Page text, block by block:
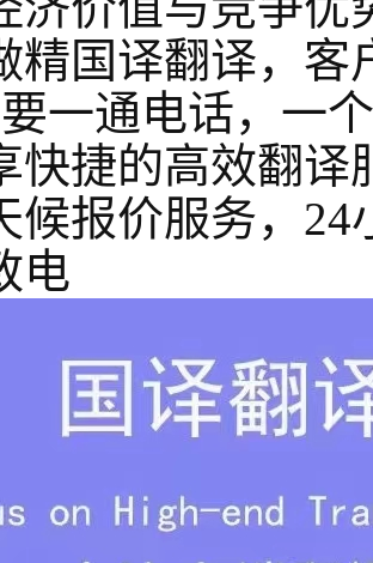
精国译翻译，客
一通电话，一
快捷的高效翻
候报价服务，24
电